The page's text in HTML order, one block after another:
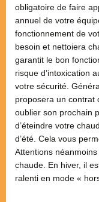
obligatoire de faire
annuel de votre
fonctionnement de
besoin et nettoiera
garantit le bon
risque d’intoxication
votre sécurité.
proposera un contrat
oublier son prochain
d’éteindre votre
d’été. Cela vous
Attentions
chaude. En hiver, il
ralenti en mode «